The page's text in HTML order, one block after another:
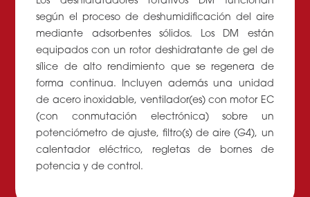
según el proceso de deshumidificación del aire
mediante adsorbentes sólidos. Los DM están
equipados con un rotor deshidratante de gel de
sílice de alto rendimiento que se regenera de
forma continua. Incluyen además una unidad
de acero inoxidable, ventilador(es) con motor EC
(con conmutación electrónica) sobre un
potenciómetro de ajuste, filtro(s) de aire (G4), un
calentador eléctrico, regletas de bornes de
potencia y de control.